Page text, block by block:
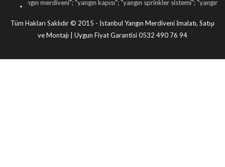
yangın merdiveni"; "yangın kapısı"; "yangın sprinkler sistemi"; "yangın dolabı
Tüm Hakları Saklıdır © 2015 - İstanbul Yangın Merdiveni İmalatı, Satışı
ve Montajı | Uygun Fiyat Garantisi 0532 490 76 94